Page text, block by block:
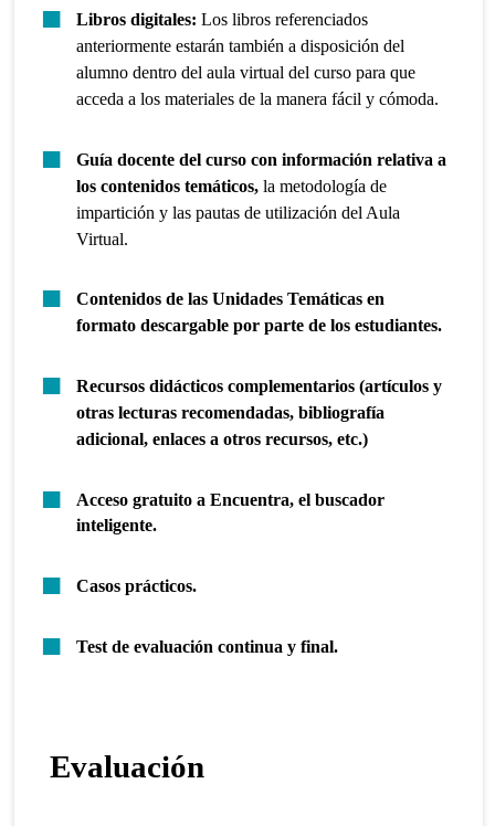
Libros digitales:Los libros referenciados
anteriormente estarán también a disposición del
alumno dentro del aula virtual del curso para que
acceda a los materiales de la manera fácil y cómoda.
Guía docente del curso con información relativa a
los contenidos temáticos, la metodología de
impartición y las pautas de utilización del Aula
Virtual.
Contenidos de las Unidades Temáticas en
formato descargable por parte de los estudiantes.
Recursos didácticos complementarios (artículos y
otras lecturas recomendadas, bibliografía
adicional, enlaces a otros recursos, etc.)
Acceso gratuito a Encuentra, el buscador
inteligente.
Casos prácticos.
Test de evaluación continua y final.
Evaluación